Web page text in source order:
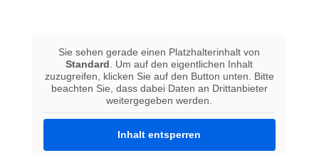
Sie sehen gerade einen Platzhalterinhalt von
Standard . Um auf den eigentlichen Inhalt
zuzugreifen, klicken Sie auf den Button unten. Bitte
beachten Sie, dass dabei Daten an Drittanbieter
weitergegeben werden.
Inhalt entsperren